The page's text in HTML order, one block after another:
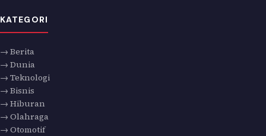
KATEGORI
→ Berita
→ Dunia
→ Teknologi
→ Bisnis
→ Hiburan
→ Olahraga
→ Otomotif